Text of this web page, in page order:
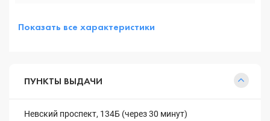
Показать все характеристики
ПУНКТЫ ВЫДАЧИ
Невский проспект, 134Б (через 30 минут)